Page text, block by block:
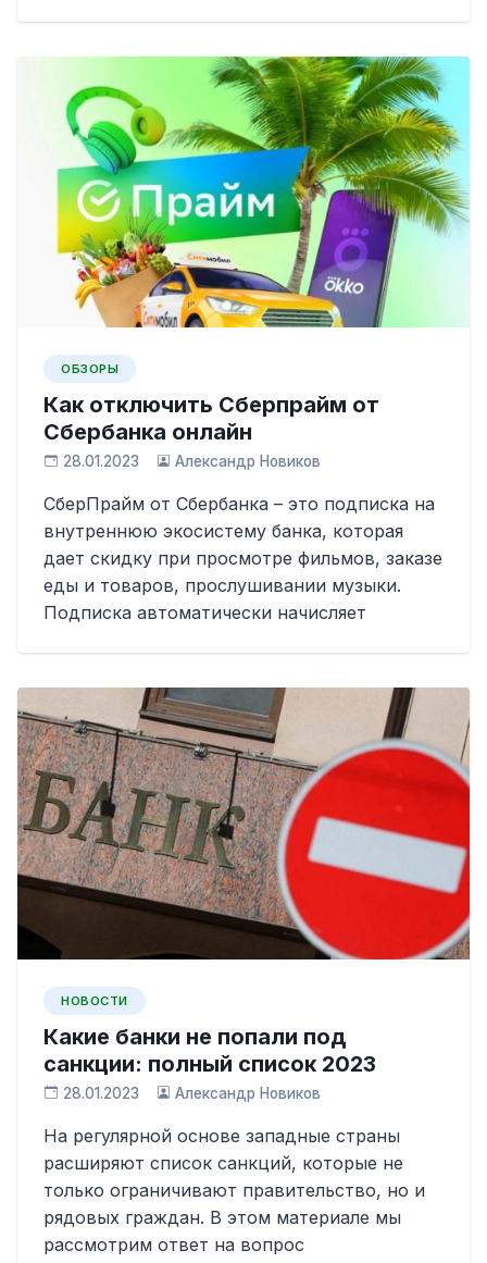
ОБЗОРЫ
Как отключить Сберпрайм от
Сбербанка онлайн
28.01.2023 Александр Новиков
СберПрайм от Сбербанка – это подписка на
внутреннюю экосистему банка, которая
дает скидку при просмотре фильмов, заказе
еды и товаров, прослушивании музыки.
Подписка автоматически начисляет
НОВОСТИ
Какие банки не попали под
санкции: полный список 2023
28.01.2023 Александр Новиков
На регулярной основе западные страны
расширяют список санкций, которые не
только ограничивают правительство, но и
рядовых граждан. В этом материале мы
рассмотрим ответ на вопрос